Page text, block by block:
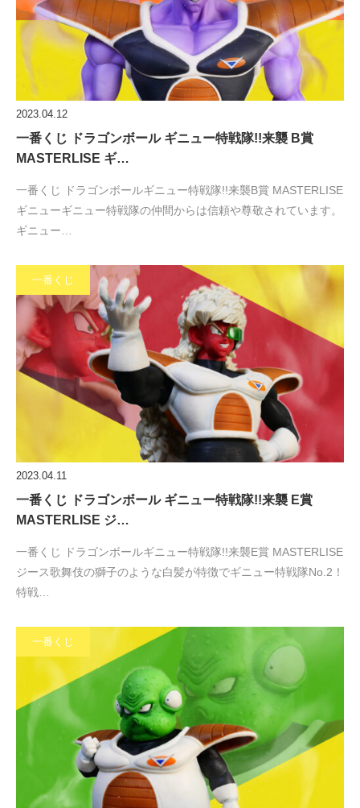
2023.04.12
一番くじ ドラゴンボール ギニュー特戦隊!!来襲 B賞
MASTERLISE ギ…
一番くじ ドラゴンボールギニュー特戦隊!!来襲B賞 MASTERLISE
ギニューギニュー特戦隊の仲間からは信頼や尊敬されています。
ギニュー…
一番くじ
2023.04.11
一番くじ ドラゴンボール ギニュー特戦隊!!来襲 E賞
MASTERLISE ジ…
一番くじ ドラゴンボールギニュー特戦隊!!来襲E賞 MASTERLISE
ジース歌舞伎の獅子のような白髪が特徴でギニュー特戦隊No.2！
特戦…
一番くじ